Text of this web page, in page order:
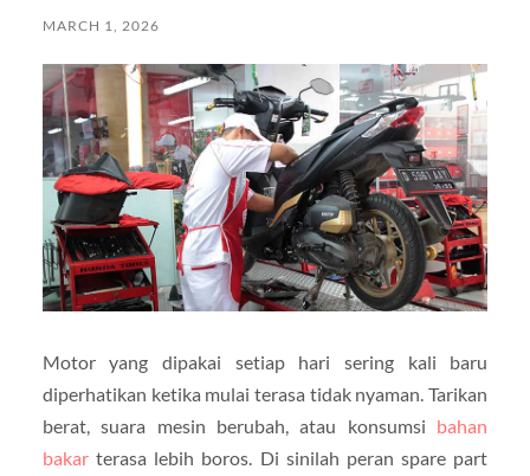
MARCH 1, 2026
Motor yang dipakai setiap hari sering kali baru
diperhatikan ketika mulai terasa tidak nyaman. Tarikan
berat, suara mesin berubah, atau konsumsi bahan
bakarterasa lebih boros. Di sinilah peran spare part